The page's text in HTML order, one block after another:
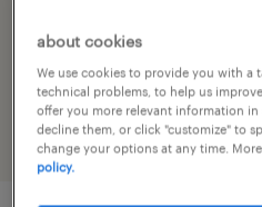
job category
information technology
about cookies
We use cookies to provide you with a
technical problems, to help us
offer you more relevant information in
decline them, or click "customize" to
change your options at any time.
policy.